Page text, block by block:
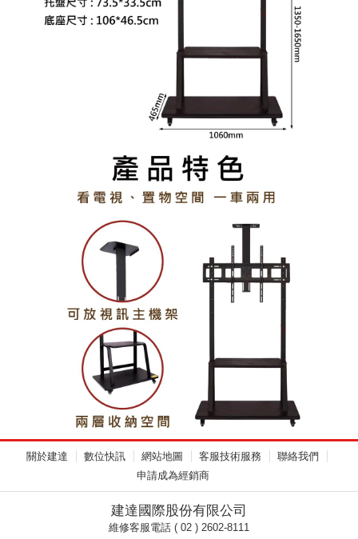
關於建達 數位快訊 網站地圖 客服技術服務
聯絡我們
申請成為經銷商
建達國際股份有限公司
維修客服電話 ( 02 ) 2602-8111